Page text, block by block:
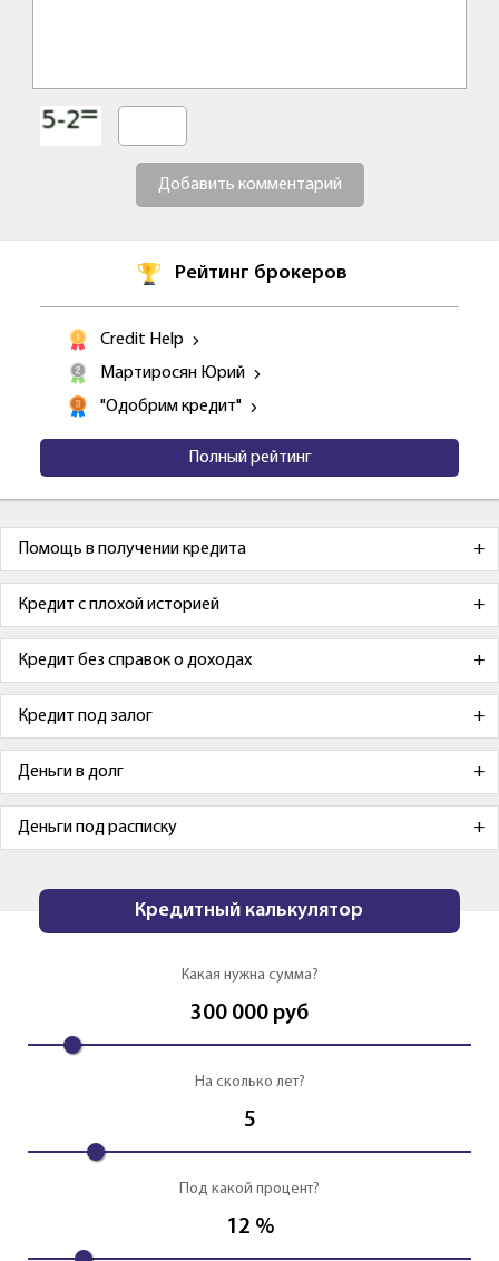
Добавить комментарий
Рейтинг брокеров
Credit Help
Мартиросян Юрий
"Одобрим кредит"
Полный рейтинг
Помощь в получении кредита
Кредит с плохой историей
Кредит без справок о доходах
Кредит под залог
Деньги в долг
Деньги под расписку
Кредитный калькулятор
Какая нужна сумма?
300 000 руб
На сколько лет?
5
Под какой процент?
12 %